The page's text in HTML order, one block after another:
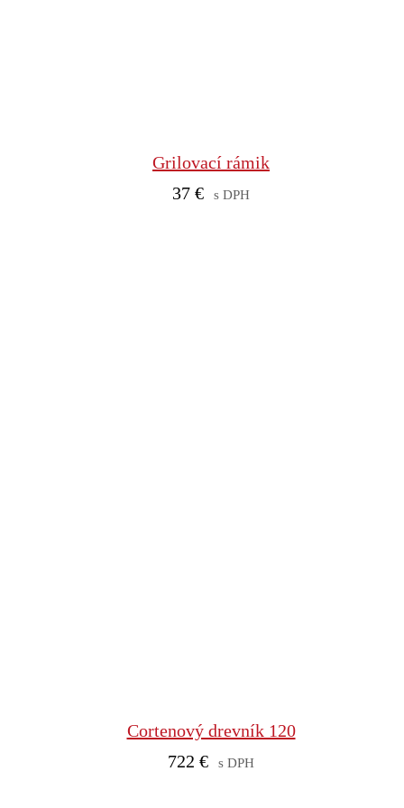
Grilovací rámik
37 € s DPH
Cortenový drevník 120
722 € s DPH